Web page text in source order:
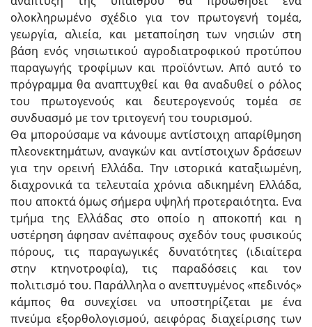
ολοκληρωμένο σχέδιο για τον πρωτογενή τομέα,
γεωργία, αλιεία, και μεταποίηση των νησιών στη
βάση ενός νησιωτικού αγροδιατροφικού προτύπου
παραγωγής τροφίμων και προϊόντων. Από αυτό το
πρόγραμμα θα αναπτυχθεί και θα αναδυθεί ο ρόλος
του πρωτογενούς και δευτερογενούς τομέα σε
συνδυασμό με τον τριτογενή του τουρισμού.
Θα μπορούσαμε να κάνουμε αντίστοιχη απαρίθμηση
πλεονεκτημάτων, αναγκών και αντίστοιχων δράσεων
για την ορεινή Ελλάδα. Την ιστορικά καταξιωμένη,
διαχρονικά τα τελευταία χρόνια αδικημένη Ελλάδα,
που αποκτά όμως σήμερα υψηλή προτεραιότητα. Ενα
τμήμα της Ελλάδας στο οποίο η αποκοπή και η
υστέρηση άφησαν ανέπαφους σχεδόν τους φυσικούς
πόρους, τις παραγωγικές δυνατότητες (ιδιαίτερα
στην κτηνοτροφία), τις παραδόσεις και τον
πολιτισμό του. Παράλληλα ο ανεπτυγμένος «πεδινός»
κάμπος θα συνεχίσει να υποστηρίζεται με ένα
πνεύμα εξορθολογισμού, αειφόρας διαχείρισης των